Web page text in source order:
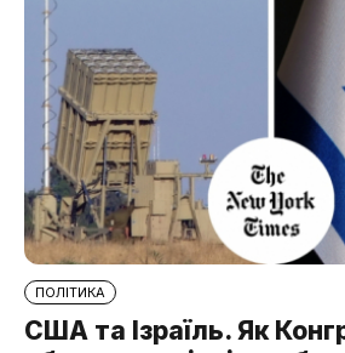
ПОЛІТИКА
США та Ізраїль. Як